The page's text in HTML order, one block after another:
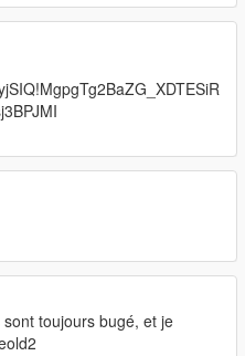
toujours bugé, et je